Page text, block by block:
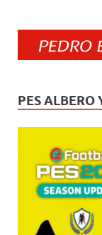
PES ALBERO